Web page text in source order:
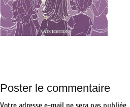
Poster le commentaire